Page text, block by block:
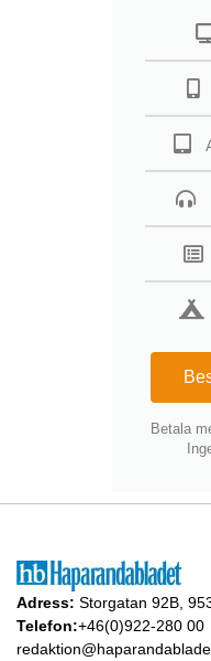
Betala
Adress: Storgatan 92B,
Telefon:+46(0)922-280 00